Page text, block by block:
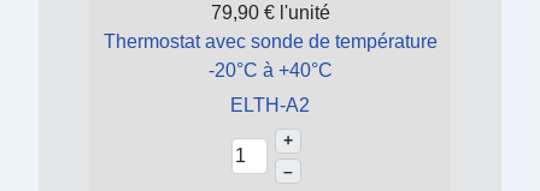
79,90 € l'unité
Thermostat avec sonde de température
-20°C à +40°C
ELTH-A2
+
–